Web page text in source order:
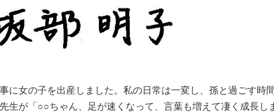
女の子を出産しました。私の日常は一変し、孫と過ごす時
生が「○○ちゃん、足が速くなって、言葉も増えて凄く成長し